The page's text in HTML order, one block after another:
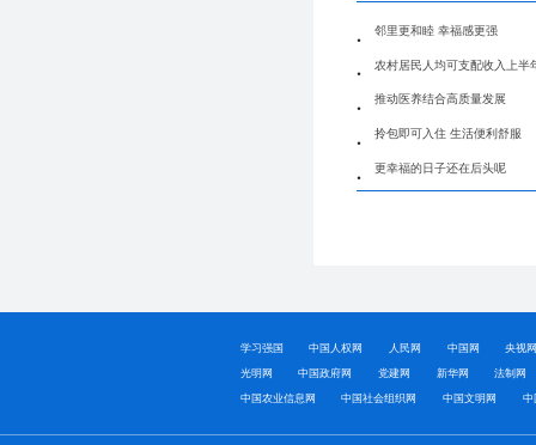
邻里更和睦 幸福感更强
农村居民人均可支配收入上半
推动医养结合高质量发展
拎包即可入住 生活便利舒服
更幸福的日子还在后头呢
学习强国 中国人权网 人民网 中国网 央视
光明网 中国政府网 党建网 新华网 法制网
中国农业信息网 中国社会组织网 中国文明网 中